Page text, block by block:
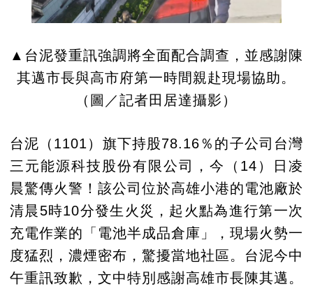
▲台泥發重訊強調將全面配合調查，並感謝陳
其邁市長與高市府第一時間親赴現場協助。
（圖／記者田居達攝影）
台泥（1101）旗下持股78.16％的子公司台灣
三元能源科技股份有限公司，今（14）日凌
晨驚傳火警！該公司位於高雄小港的電池廠於
清晨5時10分發生火災，起火點為進行第一次
充電作業的「電池半成品倉庫」，現場火勢一
度猛烈，濃煙密布，驚擾當地社區。台泥今中
午重訊致歉，文中特別感謝高雄市長陳其邁。